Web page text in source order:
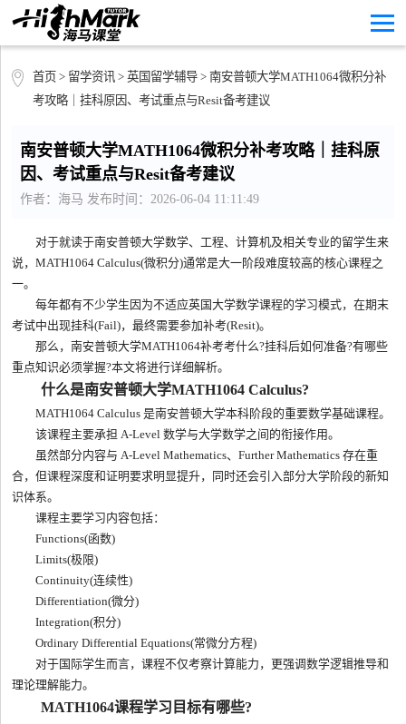
首页 > 留学资讯> 英国留学辅导> 南安普顿大学MATH1064微积分补
考攻略｜挂科原因、考试重点与Resit备考建议
南安普顿大学MATH1064微积分补考攻略｜挂科原
因、考试重点与Resit备考建议
作者：海马 发布时间：2026-06-04 11:11:49
对于就读于南安普顿大学数学、工程、计算机及相关专业的留学生来
说，MATH1064 Calculus(微积分)通常是大一阶段难度较高的核心课程之
一。
每年都有不少学生因为不适应英国大学数学课程的学习模式，在期末
考试中出现挂科(Fail)，最终需要参加补考(Resit)。
那么，南安普顿大学MATH1064补考考什么?挂科后如何准备?有哪些
重点知识必须掌握?本文将进行详细解析。
什么是南安普顿大学MATH1064 Calculus?
MATH1064 Calculus 是南安普顿大学本科阶段的重要数学基础课程。
该课程主要承担 A-Level 数学与大学数学之间的衔接作用。
虽然部分内容与 A-Level Mathematics、Further Mathematics 存在重
合，但课程深度和证明要求明显提升，同时还会引入部分大学阶段的新知
识体系。
课程主要学习内容包括：
Functions(函数)
Limits(极限)
Continuity(连续性)
Differentiation(微分)
Integration(积分)
Ordinary Differential Equations(常微分方程)
对于国际学生而言，课程不仅考察计算能力，更强调数学逻辑推导和
理论理解能力。
MATH1064课程学习目标有哪些?